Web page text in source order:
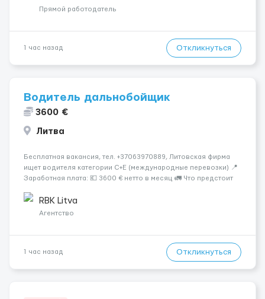
профессионалов с доказательным портф...
Прямой работодатель
1 час назад Откликнуться
Водитель дальнобойщик
3600 €
Литва
Бесплатная вакансия, тел. +37063970889, Литовская фирма
ищет водителя категории C+E (международные перевозки) 📍
Заработная плата: 💶 3600 € нетто в месяц 🚛 Что предстоит
рефрижераторах. В среднем 400–500 км в день. Погрузки и
разгрузки ...
RBK Litva
Агентство
1 час назад Откликнуться